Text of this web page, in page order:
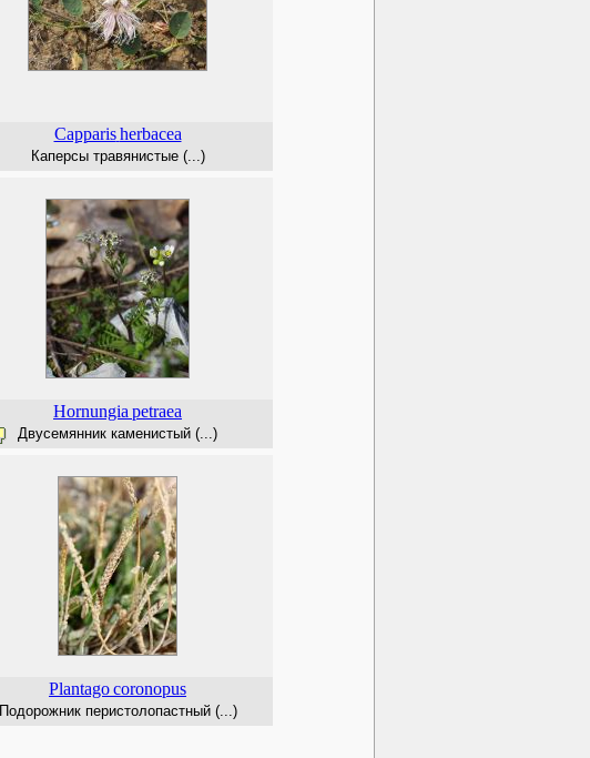
Capparis herbacea
Каперсы травянистые (...)
Hornungia petraea
Двусемянник каменистый (...)
Plantagocoronopus
Подорожник перистолопастный (...)